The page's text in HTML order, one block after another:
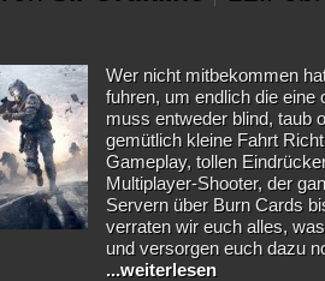
Wer nicht mitbekommen
fuhren, um endlich die eine
muss entweder blind, taub
gemütlich kleine Fahrt
Gameplay, tollen
Multiplayer-Shooter, der
Servern über Burn Cards
verraten wir euch alles,
und versorgen euch dazu
...weiterlesen